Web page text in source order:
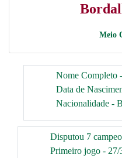
Meio
Nome Completo
Data de
Nacionalidade -
Disputou 7
Primeiro jogo - 27/